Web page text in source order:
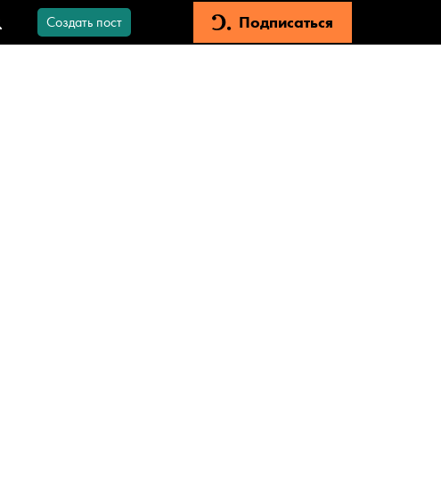
Создать пост Подписаться